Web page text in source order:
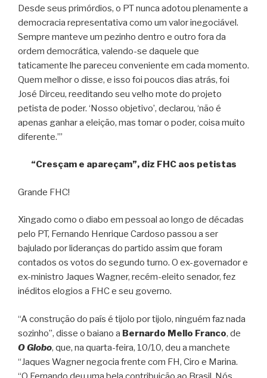
Desde seus primórdios, o PT nunca adotou plenamente a
democracia representativa como um valor inegociável.
Sempre manteve um pezinho dentro e outro fora da
ordem democrática, valendo-se daquele que
taticamente lhe pareceu conveniente em cada momento.
Quem melhor o disse, e isso foi poucos dias atrás, foi
José Dirceu, reeditando seu velho mote do projeto
petista de poder. ‘Nosso objetivo’, declarou, ‘não é
apenas ganhar a eleição, mas tomar o poder, coisa muito
diferente.’”
“Cresçam e apareçam”, diz FHC aos petistas
Grande FHC!
Xingado como o diabo em pessoal ao longo de décadas
pelo PT, Fernando Henrique Cardoso passou a ser
bajulado por lideranças do partido assim que foram
contados os votos do segundo turno. O ex-governador e
ex-ministro Jaques Wagner, recém-eleito senador, fez
inéditos elogios a FHC e seu governo.
“A construção do país é tijolo por tijolo, ninguém faz nada
sozinho”, disse o baiano a Bernardo Mello Franco, de
O Globo, que, na quarta-feira, 10/10, deu a manchete
“Jaques Wagner negocia frente com FH, Ciro e Marina.